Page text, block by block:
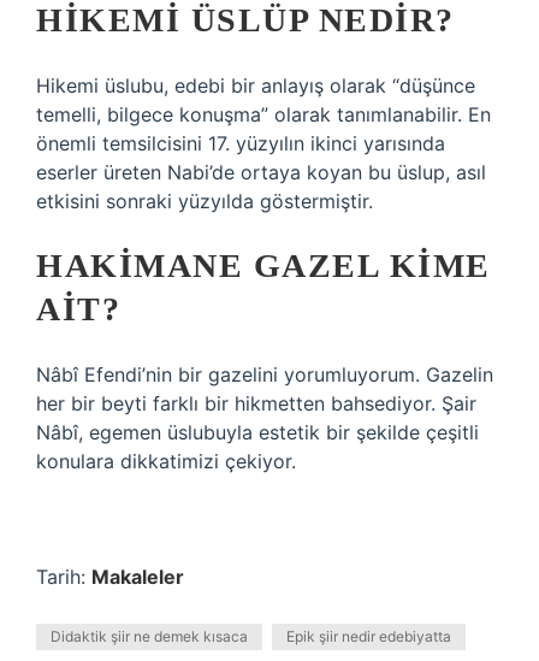
HIKEMI ÜSLÜP NEDIR?
Hikemi üslubu, edebi bir anlayış olarak “düşünce
temelli, bilgece konuşma” olarak tanımlanabilir. En
önemli temsilcisini 17. yüzyılın ikinci yarısında
eserler üreten Nabi’de ortaya koyan bu üslup, asıl
etkisini sonraki yüzyılda göstermiştir.
HAKIMANE GAZEL KIME
AIT?
Nâbî Efendi’nin bir gazelini yorumluyorum. Gazelin
her bir beyti farklı bir hikmetten bahsediyor. Şair
Nâbî, egemen üslubuyla estetik bir şekilde çeşitli
konulara dikkatimizi çekiyor.
Tarih: Makaleler
Didaktik şiir ne demek kısaca Epik şiir nedir edebiyatta